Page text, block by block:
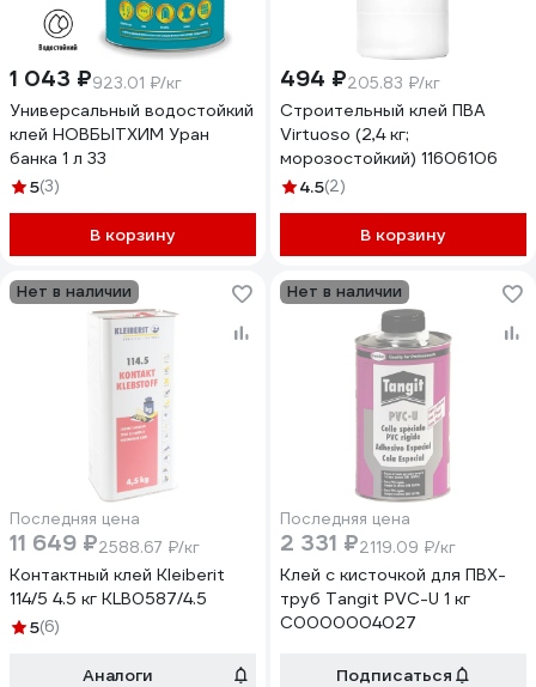
1 043 ₽923.01 ₽/кг
Универсальный водостойкий
клей НОВБЫТХИМ Уран
банка 1 л 33
5(3)
В корзину
494 ₽205.83 ₽/кг
Строительный клей ПВА
Virtuoso (2,4 кг;
морозостойкий) 11606106
4.5(2)
В корзину
Нет в наличии
Последняя цена
11 649 ₽2588.67 ₽/кг
Контактный клей Kleiberit
114/5 4.5 кг KLB0587/4.5
5(6)
Аналоги
Нет в наличии
Последняя цена
2 331 ₽2119.09 ₽/кг
Клей с кисточкой для ПВХ-
труб Tangit PVC-U 1 кг
С0000004027
Подписаться